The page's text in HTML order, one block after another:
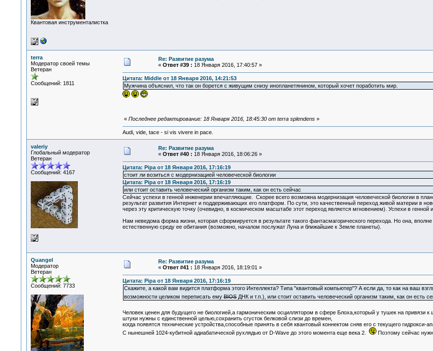
Квантовая инструменталистка
terra
Модератор своей темы
Ветеран
Сообщений: 1811
Re: Развитие разума
« Ответ #39 : 18 Января 2016, 17:40:57 »
Цитата: Middle от 18 Января 2016, 14:21:53
Мужчина объяснил, что так он борется с живущим снизу инопланетянином, который хочет поработить мир.
« Последнее редактирование: 18 Января 2016, 18:45:30 от terra splendens»
Audi, vide, tace - si vis vivere in pace.
valeriy
Глобальный модератор
Ветеран
Сообщений: 4167
Re: Развитие разума
« Ответ #40 : 18 Января 2016, 18:06:26 »
Цитата: Pipa от 18 Января 2016, 17:16:19
стоит ли возиться с модернизацией человеческой биологии
Цитата: Pipa от 18 Января 2016, 17:16:19
или стоит оставить человеческий организм таким, как он есть сейчас
Сейчас успехи в генной инженерии впечатляющие. Скорее всего возможна модернизация человеческой биологии в
результат развития Интернет и поддерживающих его платформ. По сути, это качественный переход живой материи в
через эту критическую точку (очевидно, в космическом масштабе этот переход является мгновением). Успехи в
Нам неведома форма жизни, которая сформируется в результате такого фантасмагорического перехода. Но она,
естественную среду ее обитания (возможно, началом послужат Луна и ближайшие к Земле планеты).
Quangel
Модератор
Ветеран
Сообщений: 7733
Re: Развитие разума
« Ответ #41 : 18 Января 2016, 18:19:01 »
Цитата: Pipa от 18 Января 2016, 17:16:19
Скажите, а какой вам видится платформа этого Интеллекта? Типа "квантовый компьютер"? А если да, то как на ваш
возможности целиком переписать емуBIOSДНК и т.п.), или стоит оставить человеческий организм таким, как он есть
Человек ценен для будущего не биологией,а гармоническим осциллятором в сфере Блоха,который у тушек на привязи к
штуки нужны с единственной целью,сохранить сгусток белковой слизи до времен,
когда появятся технические устройства,способные принять в себя квантовый коннектом сняв его с текущего гидрокси-
С нынешней 1024-кубитной адиабатической рухлядью от D-Wave до этого момента еще века 2.
Поэтому сейчас